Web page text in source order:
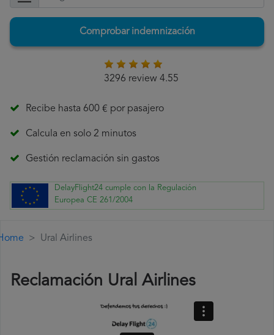
Comprobar indemnización
3296 review 4.55
Recibe hasta 600 € por pasajero
Calcula en solo 2 minutos
Gestión reclamación sin gastos
DelayFlight24 cumple con la Regulación
Europea CE 261/2004
Ural Airlines
Reclamación Ural Airlines